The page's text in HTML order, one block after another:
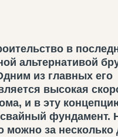
в
альтернативой
из главных его
высокая
и в эту
фундамент.
можно за несколько